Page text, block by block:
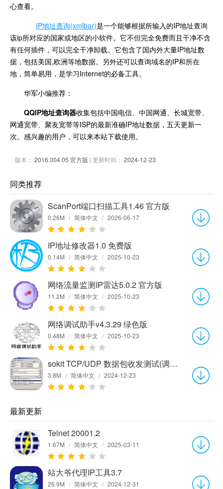
心查看。
IP地址查询(xmlbar)是一个能够根据所输入的IP地址查询
该ip所对应的国家或地区的小软件。它不但完全免费而且干净不含
有任何插件，可以完全干净卸载。它包含了国内外大量IP地址数
据，包括美国,欧洲等地数据。另外还可以查询域名的IP和所在
地，简单易用，是学习Internet的必备工具。
华军小编推荐：
QQIP地址查询器收集包括中国电信、中国网通、长城宽带、
网通宽带、聚友宽带等ISP的最新准确IP地址数据，五天更新一
次。感兴趣的用户，可以来本站下载使用。
版本： 2016.004.05 官方版 | 更新时间： 2024-12-23
同类推荐
ScanPort端口扫描工具1.46 官方版
0.26M / 简体中文 / 2026-06-17
IP地址修改器1.0 免费版
0.14M / 简体中文 / 2025-10-23
网络流量监测IP雷达5.0.2 官方版
11.2M / 简体中文 / 2025-10-23
网络调试助手v4.3.29 绿色版
0.48M / 简体中文 / 2025-10-23
sokit TCP/UDP 数据包收发测试(调试)工具(Win32)1.3
3.8M / 简体中文 / 2024-12-23
最新更新
Telnet 20001.2
1.67M / 简体中文 / 2025-03-11
站大爷代理IP工具3.7
26.9M / 简体中文 / 2024-12-31